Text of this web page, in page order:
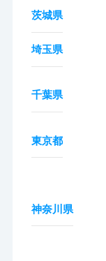
茨城県
埼玉県
千葉県
東京都
神奈川県